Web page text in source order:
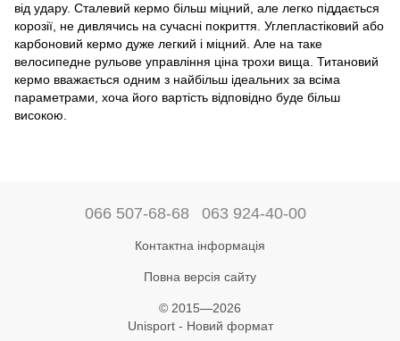
від удару. Сталевий кермо більш міцний, але легко піддається
корозії, не дивлячись на сучасні покриття. Углепластіковий або
карбоновий кермо дуже легкий і міцний. Але на таке
велосипедне рульове управління ціна трохи вища. Титановий
кермо вважається одним з найбільш ідеальних за всіма
параметрами, хоча його вартість відповідно буде більш
високою.
066 507-68-68 063 924-40-00
Контактна інформація
Повна версія сайту
© 2015—2026
Unisport - Новий формат